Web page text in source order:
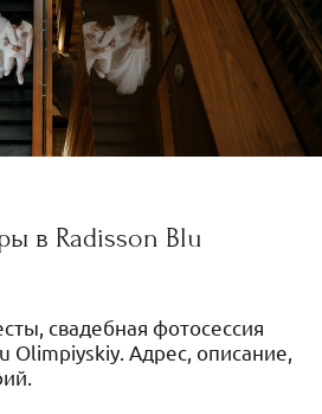
в Radisson Blu
свадебная фотосессия
Olimpiyskiy. Адрес, описание,